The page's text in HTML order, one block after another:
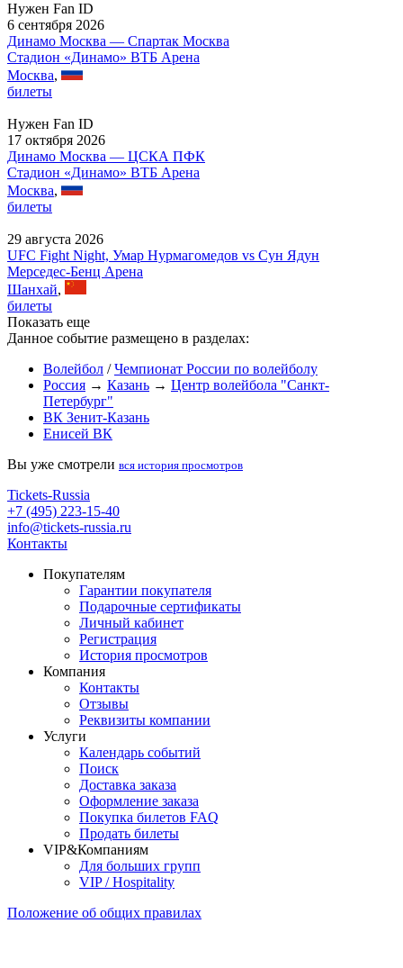
Нужен Fan ID
6 сентября 2026
Динамо Москва — Спартак Москва
Стадион «Динамо» ВТБ Арена
Москва,
билеты
Нужен Fan ID
17 октября 2026
Динамо Москва — ЦСКА ПФК
Стадион «Динамо» ВТБ Арена
Москва,
билеты
29 августа 2026
UFC Fight Night, Умар Нурмагомедов vs Сун Ядун
Мерседес-Бенц Арена
Шанхай,
билеты
Показать еще
Данное событие размещено в разделах:
Волейбол /Чемпионат России по волейболу
Россия → Казань → Центр волейбола "Санкт-
Петербург"
ВК Зенит-Казань
Енисей ВК
Вы уже смотрели вся история просмотров
Tickets-Russia
+7 (495) 223-15-40
info@tickets-russia.ru
Контакты
Покупателям
Гарантии покупателя
Подарочные сертификаты
Личный кабинет
Регистрация
История просмотров
Компания
Контакты
Отзывы
Реквизиты компании
Услуги
Календарь событий
Поиск
Доставка заказа
Оформление заказа
Покупка билетов FAQ
Продать билеты
VIP&Компаниям
Для больших групп
VIP / Hospitality
Положение об общих правилах